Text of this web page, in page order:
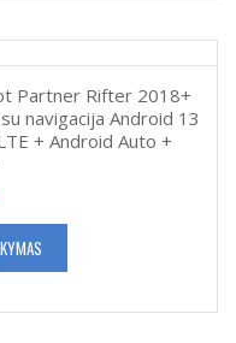
Partner Rifter 2018+
navigacija Android 13
+ Android Auto +